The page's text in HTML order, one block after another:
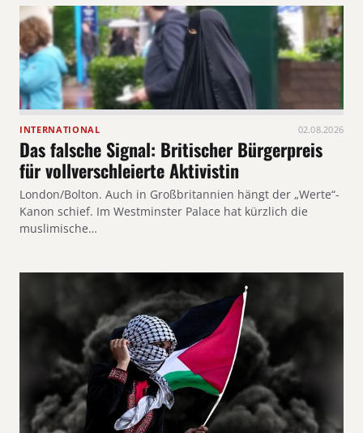
INTERNATIONAL 02.08.2026
Das falsche Signal: Britischer Bürgerpreis
für vollverschleierte Aktivistin
London/Bolton. Auch in Großbritannien hängt der „Werte“-
Kanon schief. Im Westminster Palace hat kürzlich die
muslimische…